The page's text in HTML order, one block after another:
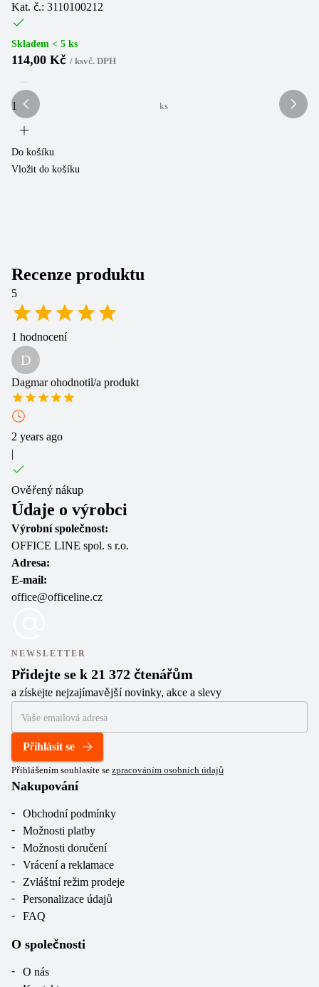
Kat. č.: 3110100212
Skladem < 5 ks
114,00 Kč / ksvč. DPH
ks
Do košíku
Vložit do košíku
Recenze produktu
5
1 hodnocení
D
Dagmarohodnotil/a produkt
2 years ago
|
Ověřený nákup
Údaje o výrobci
Výrobní společnost:
OFFICE LINE spol. s r.o.
Adresa:
E-mail:
office@officeline.cz
NEWSLETTER
Přidejte se k 21 372 čtenářům
a získejte nejzajímavější novinky, akce a slevy
Přihlásit se
Přihlášením souhlasíte se zpracováním osobních údajů
Nakupování
Obchodní podmínky
Možnosti platby
Možnosti doručení
Vrácení a reklamace
Zvláštní režim prodeje
Personalizace údajů
FAQ
O společnosti
O nás